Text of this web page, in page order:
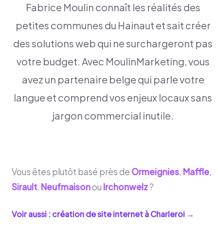
Fabrice Moulin connaît les réalités des
petites communes du Hainaut et sait créer
des solutions web qui ne surchargeront pas
votre budget. Avec MoulinMarketing, vous
avez un partenaire belge qui parle votre
langue et comprend vos enjeux locaux sans
jargon commercial inutile.
Vous êtes plutôt basé près de Ormeignies, Maffle,
Sirault, Neufmaisonou Irchonwelz?
Voir aussi : création de site internet àCharleroi →